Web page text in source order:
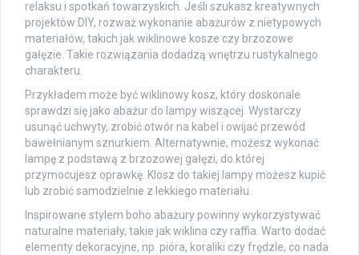
relaksu i spotkań towarzyskich. Jeśli szukasz kreatywnych
projektów DIY, rozważ wykonanie abażurów z nietypowych
materiałów, takich jak wiklinowe kosze czy brzozowe
gałęzie. Takie rozwiązania dodadzą wnętrzu rustykalnego
charakteru.
Przykładem może być wiklinowy kosz, który doskonale
sprawdzi się jako abażur do lampy wiszącej. Wystarczy
usunąć uchwyty, zrobić otwór na kabel i owijać przewód
bawełnianym sznurkiem. Alternatywnie, możesz wykonać
lampę z podstawą z brzozowej gałęzi, do której
przymocujesz oprawkę. Klosz do takiej lampy możesz kupić
lub zrobić samodzielnie z lekkiego materiału.
Inspirowane stylem boho abażury powinny wykorzystywać
naturalne materiały, takie jak wiklina czy raffia. Warto dodać
elementy dekoracyjne, np. pióra, koraliki czy frędzle, co nada